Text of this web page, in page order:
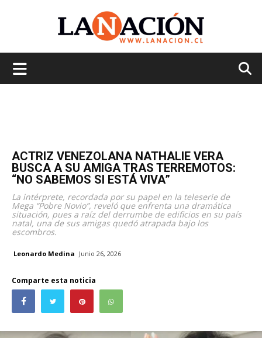
ACTRIZ VENEZOLANA NATHALIE VERA
BUSCA A SU AMIGA TRAS TERREMOTOS:
“NO SABEMOS SI ESTÁ VIVA”
La intérprete, recordada por su papel en la teleserie de
Mega “Pobre Novio”, reveló que enfrenta una dramática
situación, pues a raíz del derrumbe de edificios en su país
natal, una de sus amigas quedó atrapada bajo los
escombros.
Leonardo Medina Junio 26, 2026
Comparte esta noticia